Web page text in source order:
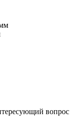
вопрос